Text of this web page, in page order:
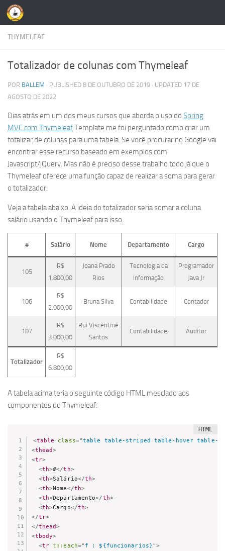
Skip to content
THYMELEAF
Totalizador de colunas com Thymeleaf
POR BALLEM · PUBLISHED 8 DE OUTUBRO DE 2019 · UPDATED 17 DE
AGOSTO DE 2022
Dias atrás em um dos meus cursos que aborda o uso do Spring
MVC com ThymeleafTemplate me foi perguntado como criar um
totalizar de colunas para uma tabela. Se você procurar no Google vai
encontrar esse recurso baseado em exemplos com
Javascript/jQuery. Mas não é preciso desse trabalho todo já que o
Thymeleaf oferece uma função capaz de realizar a soma para gerar
o totalizador.
Veja a tabela abaixo. A ideia do totalizador seria somar a coluna
salário usando o Thymeleaf para isso.
# Salário Nome Departamento Cargo
105
R$
1.800,00
Joana Prado
Rios
Tecnologia da
Informação
Programador
Java Jr
106
R$
2.000,00
Bruna Silva Contabilidade Contador
107
R$
3.000,00
Rui Viscentine
Santos
Contabilidade Auditor
Totalizador
R$
6.800,00
A tabela acima teria o seguinte código HTML mesclado aos
componentes do Thymeleaf:
<table class="table table-striped table-hover table-sm
<thead>
<tr>
<th>#</th>
<th>Salário</th>
<th>Nome</th>
<th>Departamento</th>
<th>Cargo</th>
</tr>
</thead>
<tbody>
<tr th:each=" f : ${funcionarios}">